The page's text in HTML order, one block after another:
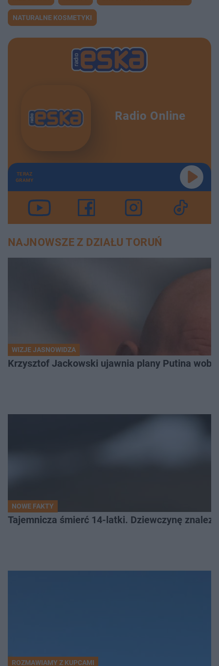
NATURALNE KOSMETYKI
Radio Online
TERAZ
GRAMY
NAJNOWSZE Z DZIAŁU TORUŃ
WIZJE JASNOWIDZA
Krzysztof Jackowski ujawnia plany Putina
NOWE FAKTY
Tajemnicza śmierć 14-latki. Dziewczynę
ROZMAWIAMY Z KUPCAMI